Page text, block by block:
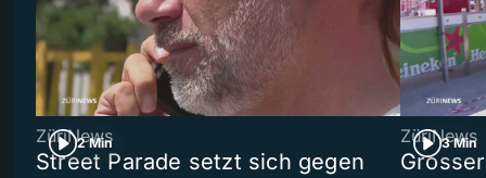
2 Min
ZüriNews
Street Parade setzt sich gegen
3 Min
ZüriNews